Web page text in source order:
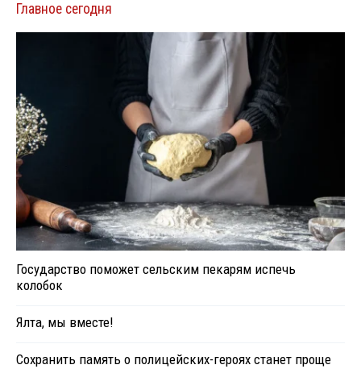
Главное сегодня
Государство поможет сельским пекарям испечь
колобок
Ялта, мы вместе!
Сохранить память о полицейских-героях станет проще